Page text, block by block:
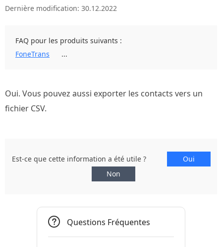
Questions Fréquentes
Dernière modification: 30.12.2022
FAQ pour les produits suivants :
FoneTrans
...
Oui. Vous pouvez aussi exporter les contacts vers un
fichier CSV.
Est-ce que cette information a été utile ?